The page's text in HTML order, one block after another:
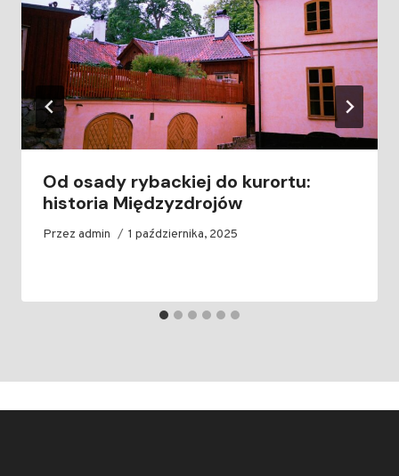
Od osady rybackiej do kurortu:
historia Międzyzdrojów
Przez admin 1 października, 2025